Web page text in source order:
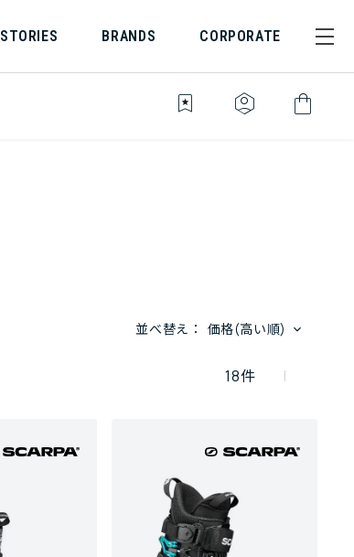
STORIES BRANDS CORPORATE
bookmark_star identity_platform shopping_bag
並べ替え： 価格(高い順)
18件